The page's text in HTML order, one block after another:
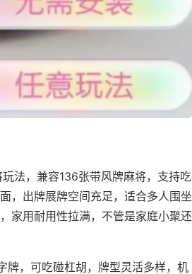
玩法，兼容136张带风牌麻将，支持吃
，出牌展牌空间充足，适合多人围坐
家用耐用性拉满，不管是家庭小聚还
牌，可吃碰杠胡，牌型灵活多样，机